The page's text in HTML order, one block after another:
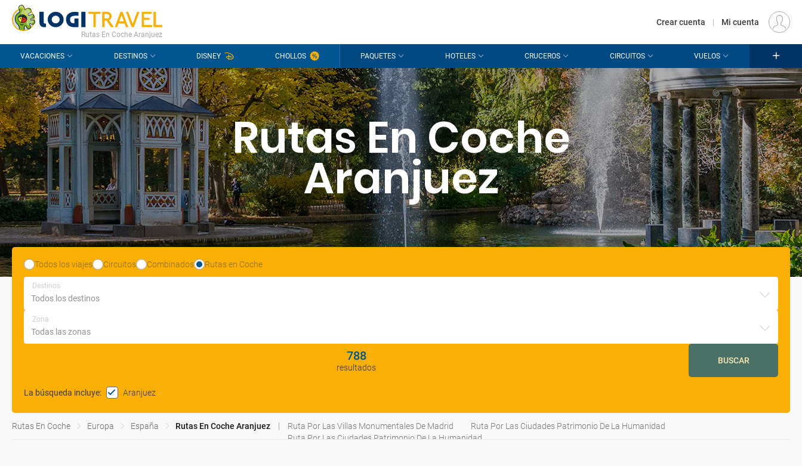
CONTACTO PREGUNTAS FRECUENTES EUR
Rutas En Coche Aranjuez
Crear cuenta | Mi cuenta
VACACIONES DESTINOS DISNEY CHOLLOS PAQUETES HOTELES CRUCEROS CIRCUITOS VUELOS
Rutas En Coche
Aranjuez
Todos los viajes Circuitos Combinados Rutas en Coche
Destinos
Zona
788
resultados
BUSCAR
La búsqueda incluye: Aranjuez
Rutas En Coche Europa España Rutas En Coche Aranjuez Ruta Por Las Villas Monumentales De Madrid
Ruta Por Las Ciudades Patrimonio De La Humanidad
Ruta Por Las Ciudades Patrimonio De La Humanidad